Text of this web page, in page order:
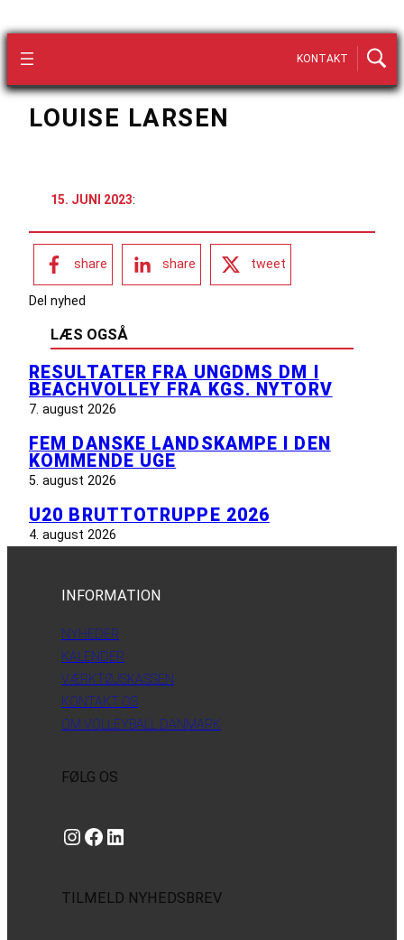
KONTAKT
LOUISE LARSEN
15. JUNI 2023:
share share tweet
Del nyhed
LÆS OGSÅ
RESULTATER FRA UNGDMS DM I
BEACHVOLLEY FRA KGS. NYTORV
7. august 2026
FEM DANSKE LANDSKAMPE I DEN
KOMMENDE UGE
5. august 2026
U20 BRUTTOTRUPPE 2026
4. august 2026
INFORMATION
NYHEDER
KALENDER
VÆRKTØJSKASSEN
KONTAKT OS
OM VOLLEYBALL DANMARK
FØLG OS
Instagram https://www.facebook.com/danishbeachvolleytour LinkedIn
TILMELD NYHEDSBREV